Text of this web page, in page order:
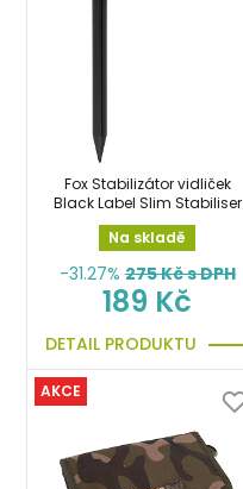
Fox Stabilizátor vidliček
Black Label Slim Stabiliser
Na skladě
-31.27% 275Kč s DPH
189 Kč
DETAIL PRODUKTU
AKCE